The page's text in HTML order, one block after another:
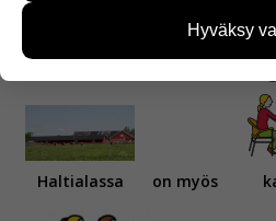
kukkia, joita saa poimia mukaan.
Haltialassa on myös
kävijämääristä ja siitä, mitä
miten sivuilla liikutaan.
Voit valita, hyväksytkö näiden
Hyväksy